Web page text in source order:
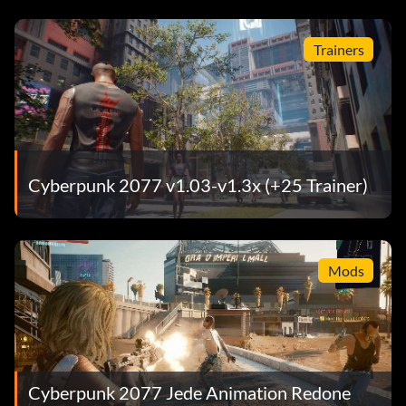
Trainers
Cyberpunk 2077 v1.03-v1.3x (+25 Trainer)
Mods
Cyberpunk 2077 Jede Animation Redone